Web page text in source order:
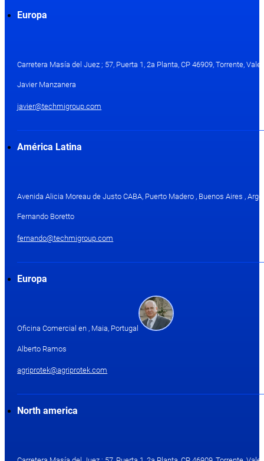
Europa
Carretera Masía del Juez ; 57, Puerta 1, 2a Planta, CP 46909, Torrente,
Javier Manzanera
javier@techmigroup.com
América Latina
Avenida Alicia Moreau de Justo CABA, Puerto Madero , Buenos Aires ,
Fernando Boretto
fernando@techmigroup.com
Europa
Oficina Comercial en , Maia, Portugal
Alberto Ramos
agriprotek@agriprotek.com
North america